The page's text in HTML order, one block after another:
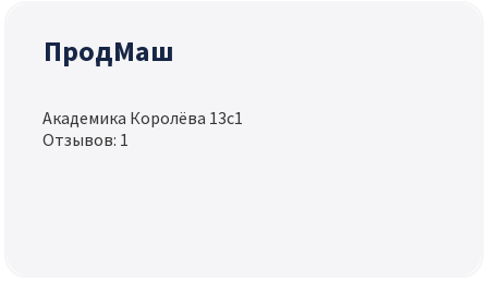
ПродМаш
Академика Королёва 13с1
Отзывов: 1